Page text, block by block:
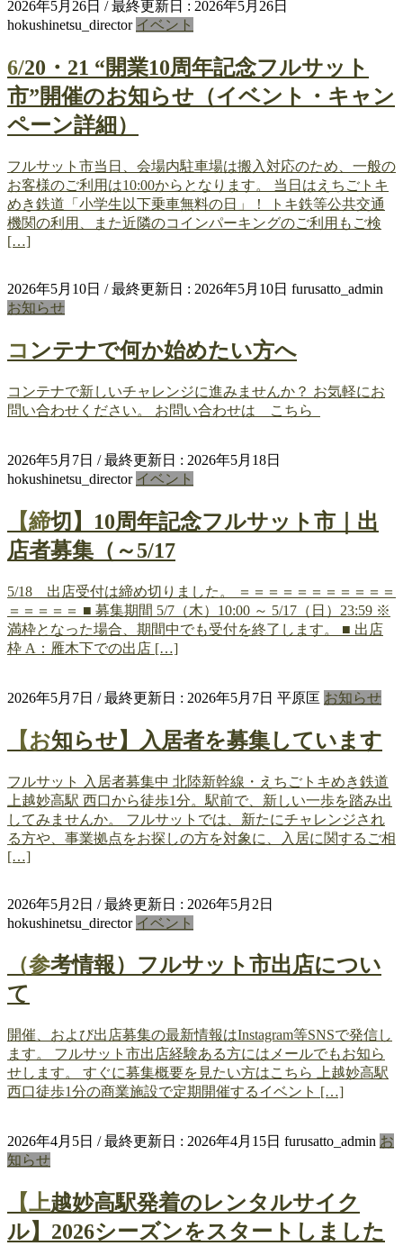
2026年5月26日 / 最終更新日 : 2026年5月26日
hokushinetsu_director イベント
6/20・21 “開業10周年記念フルサット
市”開催のお知らせ（イベント・キャン
ペーン詳細）
フルサット市当日、会場内駐車場は搬入対応のため、一般の
お客様のご利用は10:00からとなります。 当日はえちごトキ
めき鉄道「小学生以下乗車無料の日」！ トキ鉄等公共交通
機関の利用、また近隣のコインパーキングのご利用もご検
[…]
2026年5月10日 / 最終更新日 : 2026年5月10日 furusatto_admin
お知らせ
コンテナで何か始めたい方へ
コンテナで新しいチャレンジに進みませんか？ お気軽にお
問い合わせください。 お問い合わせは こちら
2026年5月7日 / 最終更新日 : 2026年5月18日
hokushinetsu_director イベント
【締切】10周年記念フルサット市｜出
店者募集（～5/17
5/18 出店受付は締め切りました。 ＝＝＝＝＝＝＝＝＝＝＝
＝＝＝＝＝ ■ 募集期間 5/7（木）10:00 ～ 5/17（日）23:59 ※
満枠となった場合、期間中でも受付を終了します。 ■ 出店
枠 A：雁木下での出店 […]
2026年5月7日 / 最終更新日 : 2026年5月7日 平原匡 お知らせ
【お知らせ】入居者を募集しています
フルサット 入居者募集中 北陸新幹線・えちごトキめき鉄道
上越妙高駅 西口から徒歩1分。駅前で、新しい一歩を踏み出
してみませんか。 フルサットでは、新たにチャレンジされ
る方や、事業拠点をお探しの方を対象に、入居に関するご相
[…]
2026年5月2日 / 最終更新日 : 2026年5月2日
hokushinetsu_director イベント
（参考情報）フルサット市出店につい
て
開催、および出店募集の最新情報はInstagram等SNSで発信し
ます。 フルサット市出店経験ある方にはメールでもお知ら
せします。 すぐに募集概要を見たい方はこちら 上越妙高駅
西口徒歩1分の商業施設で定期開催するイベント […]
2026年4月5日 / 最終更新日 : 2026年4月15日 furusatto_admin お
知らせ
【上越妙高駅発着のレンタルサイク
ル】2026シーズンをスタートしました